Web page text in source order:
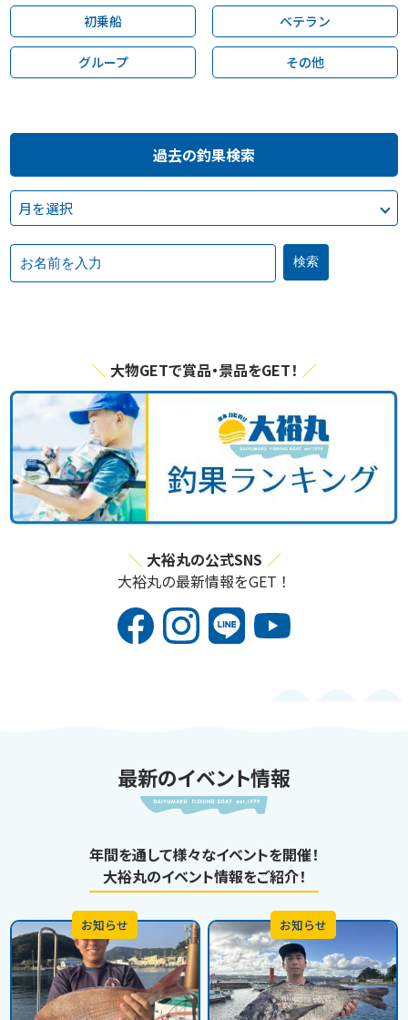
初乗船 ベテラン
グループ その他
過去の釣果検索
大物GETで賞品・景品をGET！
大裕丸の公式SNS
大裕丸の最新情報をGET！
最新のイベント情報
年間を通して様々なイベントを開催！
大裕丸のイベント情報をご紹介！
お知らせ お知らせ